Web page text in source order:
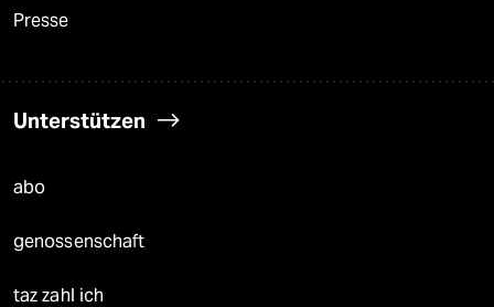
Presse
Unterstützen
abo
genossenschaft
taz zahl ich